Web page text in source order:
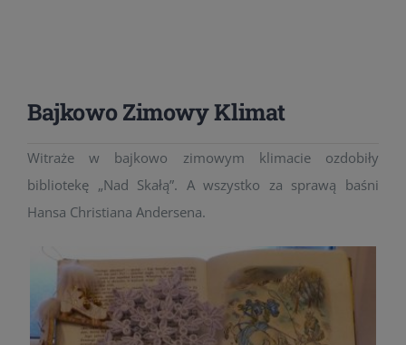
Bajkowo Zimowy Klimat
Witraże w bajkowo zimowym klimacie ozdobiły
bibliotekę „Nad Skałą”. A wszystko za sprawą baśni
Hansa Christiana Andersena.